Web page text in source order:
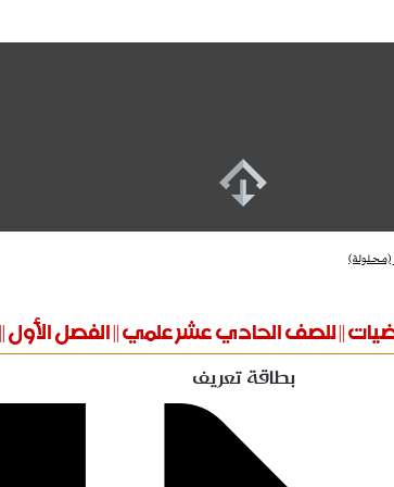
(محلولة)
|| للصف الحادي عشر علمي || الفصل الأول
بطاقة تعريف